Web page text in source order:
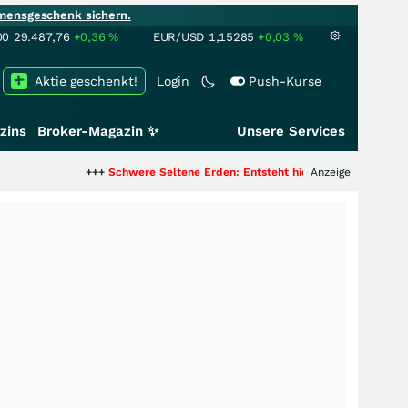
sichern.
29.487,76 +0,36% EUR/USD 1,15285 +0,03 %
Login Push-Kurse
Aktie geschenkt!
Broker-Magazin ✨ Unsere Services
Schwere Seltene Erden: Entsteht hier die nächste Milliardenstory?
Anzeige